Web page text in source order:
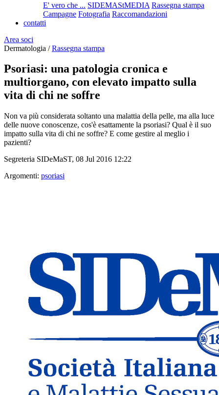
E' vero che ... SIDEMAStMEDIA Rassegna stampa
Campagne Fotografia Raccomandazioni
contatti
Area soci
Dermatologia /Rassegna stampa
Psoriasi: una patologia cronica e
multiorgano, con elevato impatto sulla
vita di chi ne soffre
Non va più considerata soltanto una malattia della pelle, ma alla luce
delle nuove conoscenze, cos'è esattamente la psoriasi? Qual è il suo
impatto sulla vita di chi ne soffre? E come gestire al meglio i
pazienti?
Segreteria SIDeMaST, 08 Jul 2016 12:22
Argomenti: psoriasi